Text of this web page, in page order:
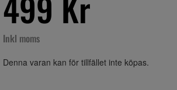
Inkl moms
Denna varan kan för tillfället inte köpas.